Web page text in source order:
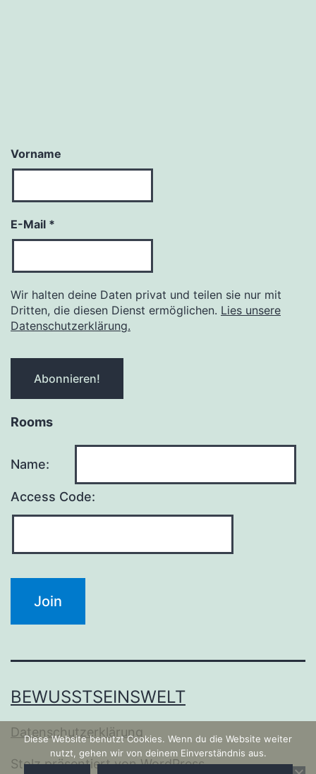
Vorname
E-Mail *
Wir halten deine Daten privat und teilen sie nur mit
Dritten, die diesen Dienst ermöglichen. Lies unsere
Datenschutzerklärung.
Rooms
Name:
Access Code:
BEWUSSTSEINSWELT
Datenschutzerklärung
Stolz präsentiert vonWordPress.
Diese Website benutzt Cookies. Wenn du die Website weiter
nutzt, gehen wir von deinem Einverständnis aus.